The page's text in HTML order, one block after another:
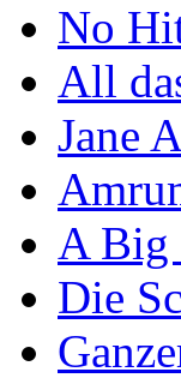
No
All
Jane
A Big
Die